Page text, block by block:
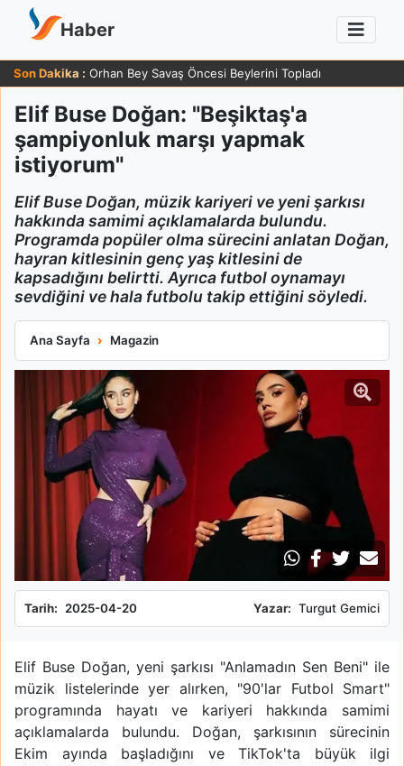
Haber
Son Dakika : Orhan Bey Savaş Öncesi Beylerini Topladı
Elif Buse Doğan: "Beşiktaş'a
şampiyonluk marşı yapmak
istiyorum"
Elif Buse Doğan, müzik kariyeri ve yeni şarkısı
hakkında samimi açıklamalarda bulundu.
Programda popüler olma sürecini anlatan Doğan,
hayran kitlesinin genç yaş kitlesini de
kapsadığını belirtti. Ayrıca futbol oynamayı
sevdiğini ve hala futbolu takip ettiğini söyledi.
Ana Sayfa Magazin
Elif Buse Doğan: "Beşiktaş'a şampiyonluk marşı yapmak
Tarih: 2025-04-20 Yazar: Turgut Gemici
Elif Buse Doğan, yeni şarkısı "Anlamadın Sen Beni" ile
müzik listelerinde yer alırken, "90'lar Futbol Smart"
programında hayatı ve kariyeri hakkında samimi
açıklamalarda bulundu. Doğan, şarkısının sürecinin
Ekim ayında başladığını ve TikTok'ta büyük ilgi